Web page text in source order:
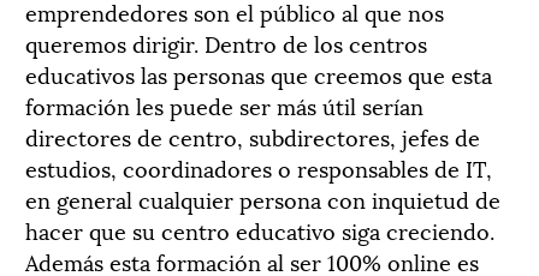
emprendedores son el público al que nos
queremos dirigir. Dentro de los centros
educativos las personas que creemos que esta
formación les puede ser más útil serían
directores de centro, subdirectores, jefes de
estudios, coordinadores o responsables de IT,
en general cualquier persona con inquietud de
hacer que su centro educativo siga creciendo.
Además esta formación al ser 100% online es